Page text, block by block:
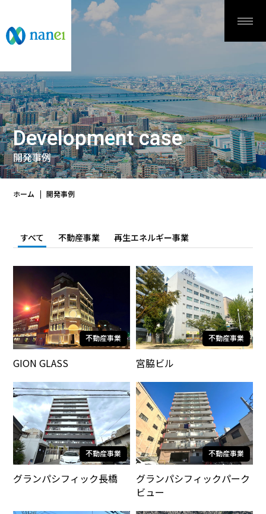
Development case
開発事例
ホーム 開発事例
すべて 不動産事業 再生エネルギー事業
不動産事業
GION GLASS
不動産事業
宮脇ビル
不動産事業
グランパシフィック長橋
不動産事業
グランパシフィックパーク
ビュー